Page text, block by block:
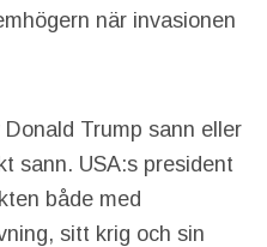
när invasionen
Trump sann eller
sann. USA:s president
både med
sitt krig och sin